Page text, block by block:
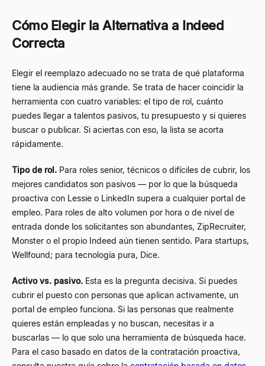
Cómo Elegir la Alternativa a Indeed
Correcta
Elegir el reemplazo adecuado no se trata de qué plataforma
tiene la audiencia más grande. Se trata de hacer coincidir la
herramienta con cuatro variables: el tipo de rol, cuánto
puedes llegar a talentos pasivos, tu presupuesto y si quieres
buscar o publicar. Si aciertas con eso, la lista se acorta
rápidamente.
Tipo de rol. Para roles senior, técnicos o difíciles de cubrir, los
mejores candidatos son pasivos — por lo que la búsqueda
proactiva con Lessie o LinkedIn supera a cualquier portal de
empleo. Para roles de alto volumen por hora o de nivel de
entrada donde los solicitantes son abundantes, ZipRecruiter,
Monster o el propio Indeed aún tienen sentido. Para startups,
Wellfound; para tecnología pura, Dice.
Activo vs. pasivo. Esta es la pregunta decisiva. Si puedes
cubrir el puesto con personas que aplican activamente, un
portal de empleo funciona. Si las personas que realmente
quieres están empleadas y no buscan, necesitas ir a
buscarlas — lo que solo una herramienta de búsqueda hace.
Para el caso basado en datos de la contratación proactiva,